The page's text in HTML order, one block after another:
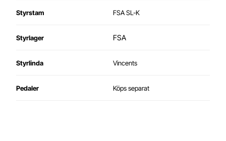
Styrstam FSA SL-K
Styrlager FSA
Styrlinda Vincents
Pedaler Köps separat